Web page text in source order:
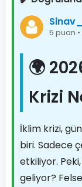
5 puan
🌍
Krizi
İklim krizi,
biri. Sadece
etkiliyor.
geliyor?